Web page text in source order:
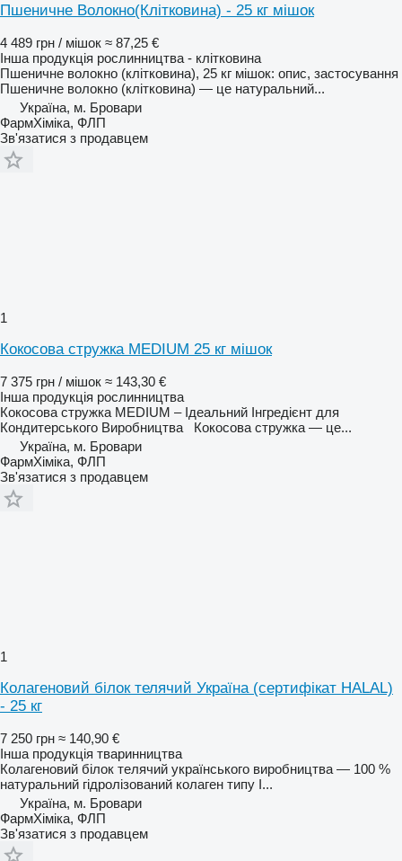
Пшеничне Волокно(Клітковина) - 25 кг мішок
4 489 грн / мішок ≈ 87,25 €
Інша продукція рослинництва - клітковина
Пшеничне волокно (клітковина), 25 кг мішок: опис, застосування
Пшеничне волокно (клітковина) — це натуральний...
Україна, м. Бровари
ФармХіміка, ФЛП
Зв'язатися з продавцем
1
Кокосова стружка MEDIUM 25 кг мішок
7 375 грн / мішок ≈ 143,30 €
Інша продукція рослинництва
Кокосова стружка MEDIUM – Ідеальний Інгредієнт для
Кондитерського Виробництва Кокосова стружка — це...
Україна, м. Бровари
ФармХіміка, ФЛП
Зв'язатися з продавцем
1
Колагеновий білок телячий Україна (сертифікат HALAL)
- 25 кг
7 250 грн ≈ 140,90 €
Інша продукція тваринництва
Колагеновий білок телячий українського виробництва — 100 %
натуральний гідролізований колаген типу I...
Україна, м. Бровари
ФармХіміка, ФЛП
Зв'язатися з продавцем